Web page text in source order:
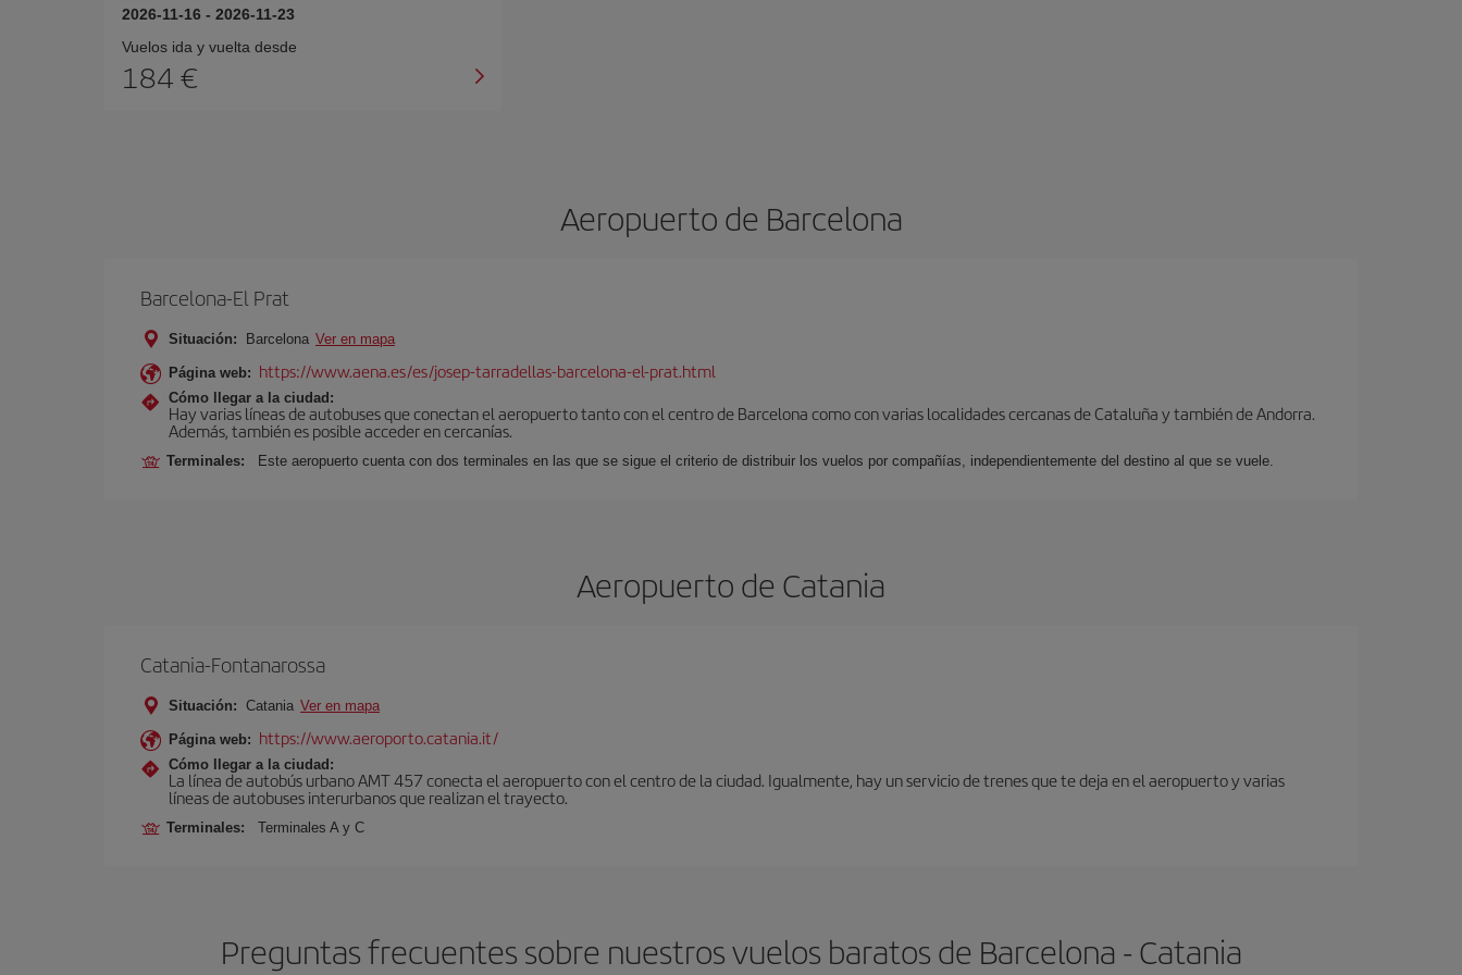
2026-11-16 - 2026-11-23
Vuelos ida y vuelta desde
184 €
Aeropuerto de Barcelona
Barcelona-El Prat
Situación: Barcelona Ver en mapa
Página web: https://www.aena.es/es/josep-tarradellas-barcelona-el-prat.html
Cómo llegar a la ciudad:
Hay varias líneas de autobuses que conectan el aeropuerto tanto con el centro de Barcelona como con varias localidades cercanas de Cataluña y también de Andorra.
Además, también es posible acceder en cercanías.
Terminales: Este aeropuerto cuenta con dos terminales en las que se sigue el criterio de distribuir los vuelos por compañías, independientemente del destino al que se vuele.
Aeropuerto de Catania
Catania-Fontanarossa
Situación: Catania Ver en mapa
Página web: https://www.aeroporto.catania.it/
Cómo llegar a la ciudad:
La línea de autobús urbano AMT 457 conecta el aeropuerto con el centro de la ciudad. Igualmente, hay un servicio de trenes que te deja en el aeropuerto y varias
líneas de autobuses interurbanos que realizan el trayecto.
Terminales: Terminales A y C
Preguntas frecuentes sobre nuestros vuelos baratos de Barcelona - Catania